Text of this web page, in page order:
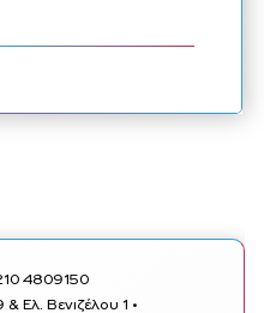
4809150
Ελ. Βενιζέλου 1 •